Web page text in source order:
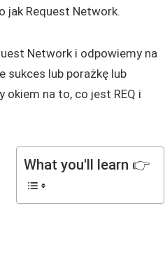
jak Request Network.
Network i odpowiemy na
sukces lub porażkę lub
na to, co jest REQ i
What you'll learn 👉